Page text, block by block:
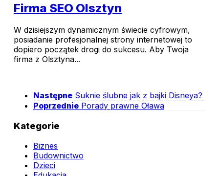
Firma SEO Olsztyn
W dzisiejszym dynamicznym świecie cyfrowym,
posiadanie profesjonalnej strony internetowej to
dopiero początek drogi do sukcesu. Aby Twoja
firma z Olsztyna...
Następne Suknie ślubne jak z bajki Disneya?
Poprzednie Porady prawne Oława
Kategorie
Biznes
Budownictwo
Dzieci